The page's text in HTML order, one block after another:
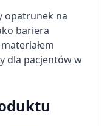
opatrunek na
bariera
dla pacjentów w